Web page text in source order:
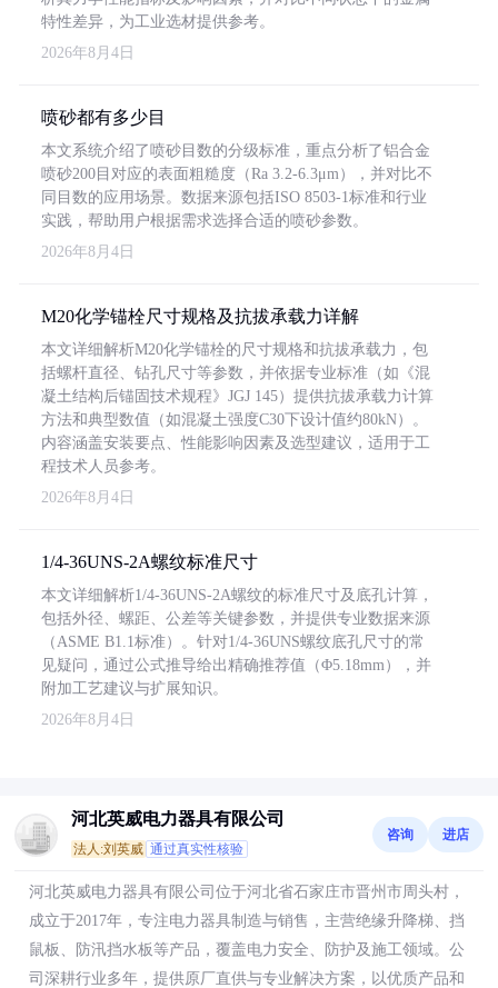
特性差异，为工业选材提供参考。
2026年8月4日
喷砂都有多少目
本文系统介绍了喷砂目数的分级标准，重点分析了铝合金
喷砂200目对应的表面粗糙度（Ra 3.2-6.3μm），并对比不
同目数的应用场景。数据来源包括ISO 8503-1标准和行业
实践，帮助用户根据需求选择合适的喷砂参数。
2026年8月4日
M20化学锚栓尺寸规格及抗拔承载力详解
本文详细解析M20化学锚栓的尺寸规格和抗拔承载力，包
括螺杆直径、钻孔尺寸等参数，并依据专业标准（如《混
凝土结构后锚固技术规程》JGJ 145）提供抗拔承载力计算
方法和典型数值（如混凝土强度C30下设计值约80kN）。
内容涵盖安装要点、性能影响因素及选型建议，适用于工
程技术人员参考。
2026年8月4日
1/4-36UNS-2A螺纹标准尺寸
本文详细解析1/4-36UNS-2A螺纹的标准尺寸及底孔计算，
包括外径、螺距、公差等关键参数，并提供专业数据来源
（ASME B1.1标准）。针对1/4-36UNS螺纹底孔尺寸的常
见疑问，通过公式推导给出精确推荐值（Φ5.18mm），并
附加工艺建议与扩展知识。
2026年8月4日
河北英威电力器具有限公司
法人:刘英威 通过真实性核验
咨询 进店
河北英威电力器具有限公司位于河北省石家庄市晋州市周头村，
成立于2017年，专注电力器具制造与销售，主营绝缘升降梯、挡
鼠板、防汛挡水板等产品，覆盖电力安全、防护及施工领域。公
司深耕行业多年，提供原厂直供与专业解决方案，以优质产品和